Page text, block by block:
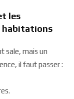
les
habitations
sale, mais un
il faut passer :